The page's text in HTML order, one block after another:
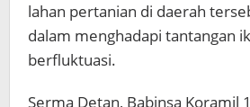
lahan pertanian di daerah
dalam menghadapi tantangan
berfluktuasi.
Serma Detan, Babinsa Koramil